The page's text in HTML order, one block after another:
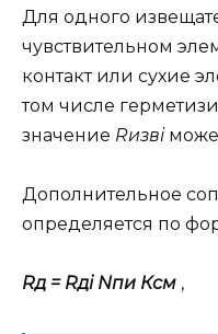
Для одного
чувствительном
контакт или сухие
том числе
значение Rизвi
Дополнительное
определяется по
Rд = Rдi Nпи Ксм